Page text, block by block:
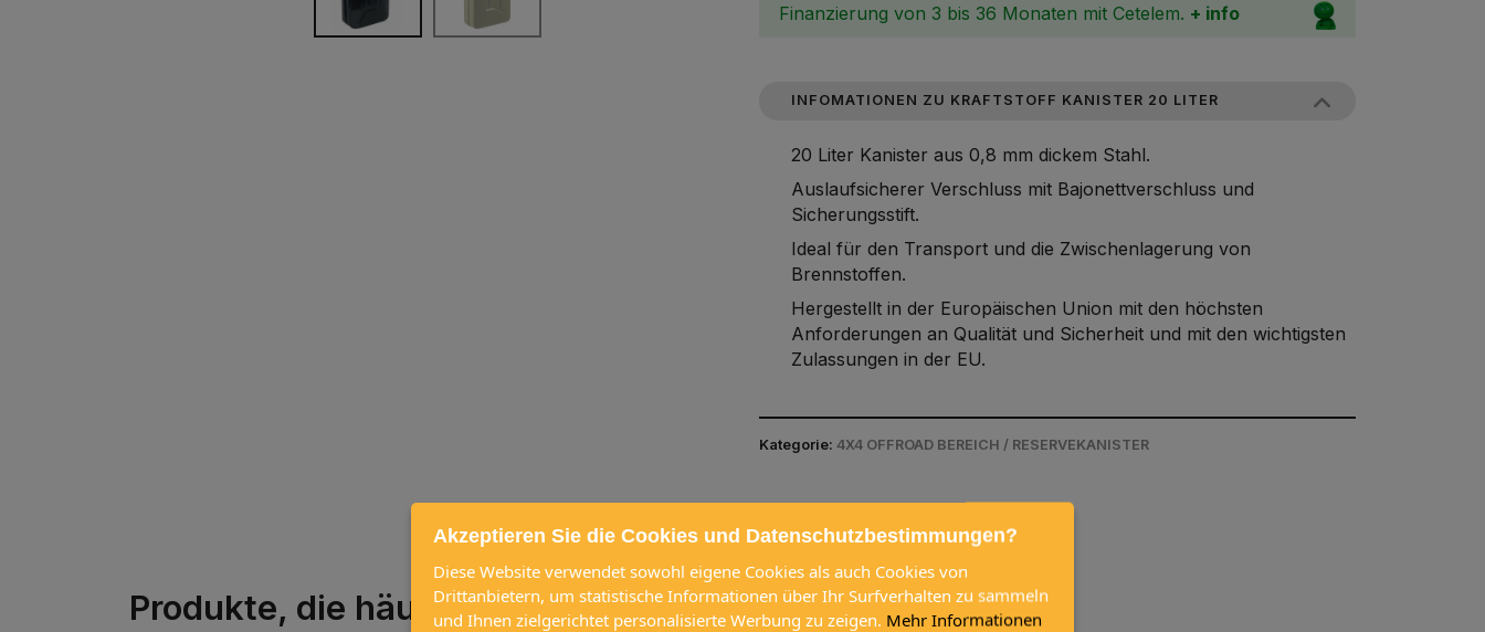
Finanzierung von 3 bis 36 Monaten mit Cetelem. + info
INFOMATIONEN ZU KRAFTSTOFF KANISTER 20 LITER
20 Liter Kanister aus 0,8 mm dickem Stahl.
Auslaufsicherer Verschluss mit Bajonettverschluss und
Sicherungsstift.
Ideal für den Transport und die Zwischenlagerung von
Brennstoffen.
Hergestellt in der Europäischen Union mit den höchsten
Anforderungen an Qualität und Sicherheit und mit den wichtigsten
Zulassungen in der EU.
Kategorie: 4X4 OFFROAD BEREICH / RESERVEKANISTER
Produkte, die häufig zusammen gekauft werden
Akzeptieren Sie die Cookies und Datenschutzbestimmungen?
Diese Website verwendet sowohl eigene Cookies als auch Cookies von
Drittanbietern, um statistische Informationen über Ihr Surfverhalten zu sammeln
und Ihnen zielgerichtet personalisierte Werbung zu zeigen. Mehr Informationen